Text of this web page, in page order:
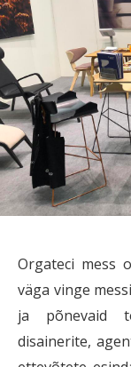
Orgateci mess
väga vinge
ja põnevaid
disainerite,